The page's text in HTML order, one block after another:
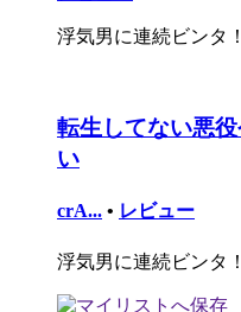
浮気男に連続ビンタ
転生してない悪
い
crA... • レビュー
浮気男に連続ビンタ